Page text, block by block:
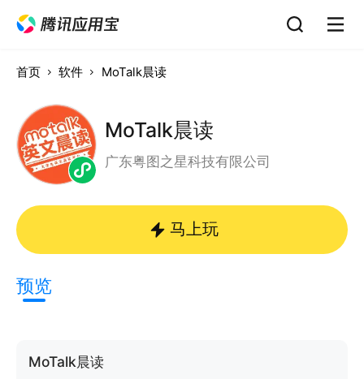
首页 软件 MoTalk晨读
MoTalk晨读
广东粤图之星科技有限公司
马上玩
预览
MoTalk晨读